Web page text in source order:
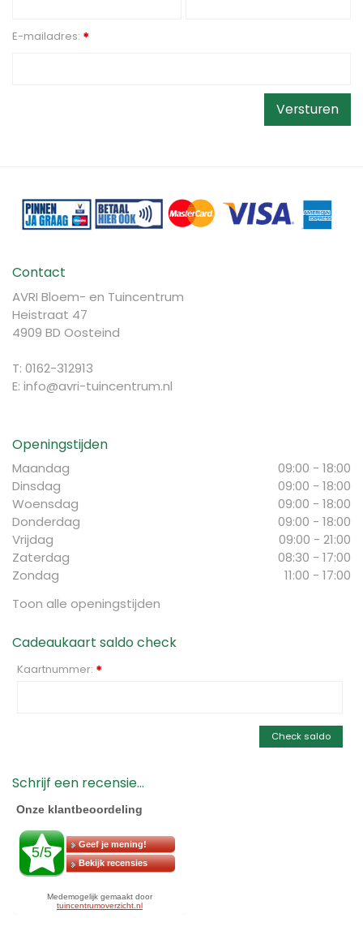
E-mailadres: *
Contact
AVRI Bloem- en Tuincentrum
Heistraat 47
4909 BD Oosteind
T: 0162-312913
E: info@avri-tuincentrum.nl
Openingstijden
Maandag
09:00 - 18:00
Dinsdag
09:00 - 18:00
Woensdag
09:00 - 18:00
Donderdag
09:00 - 18:00
Vrijdag
09:00 - 21:00
Zaterdag
08:30 - 17:00
Zondag
11:00 - 17:00
Toon alle openingstijden
Cadeaukaart saldo check
Kaartnummer: *
Check saldo
Schrijf een recensie...